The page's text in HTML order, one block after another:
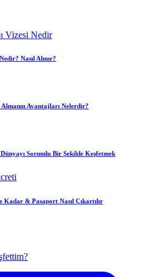
Nasıl Alınır?
Avantajları Nelerdir?
Sorumlu Bir Şekilde Keşfetmek
Kadar & Pasaport Nasıl Çıkartılır